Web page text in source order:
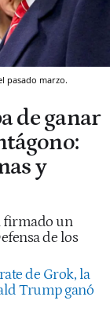
pasado marzo.
de ganar
y
firmado un
de los
de Grok, la
Trump ganó